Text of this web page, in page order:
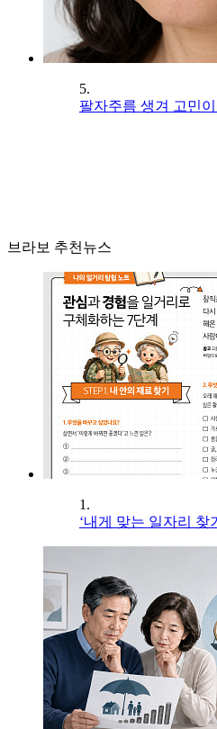
5.
팔자주름 생겨 고민
브라보 추천뉴스
1.
‘내게 맞는 일자리 찾